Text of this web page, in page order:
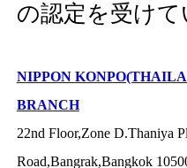
の認定を受けて
NIPPON
BRANCH
22nd Floor,Zone D.Thaniya
Road,Bangrak,Bangkok